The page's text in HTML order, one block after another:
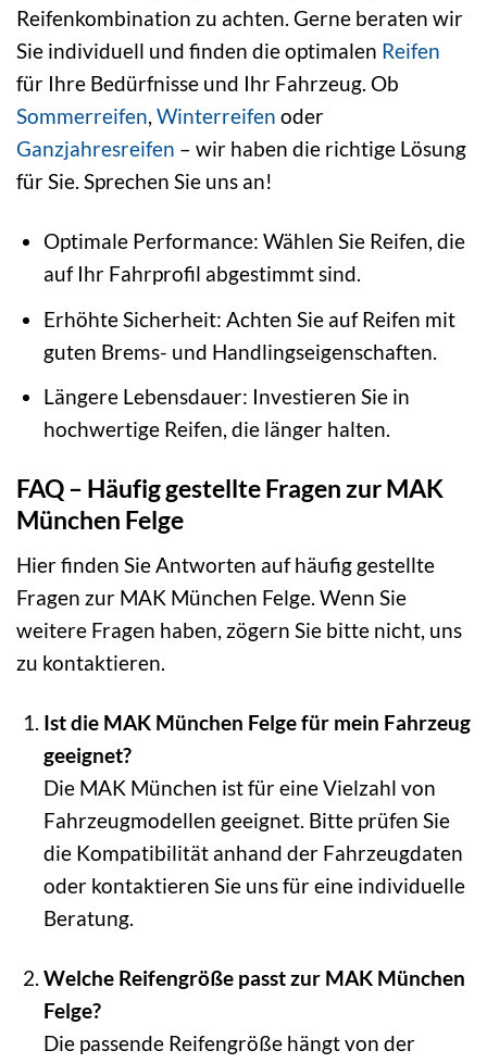
Reifenkombination zu achten. Gerne beraten wir
Sie individuell und finden die optimalen Reifen
für Ihre Bedürfnisse und Ihr Fahrzeug. Ob
Sommerreifen, Winterreifen oder
Ganzjahresreifen – wir haben die richtige Lösung
für Sie. Sprechen Sie uns an!
Optimale Performance: Wählen Sie Reifen, die
auf Ihr Fahrprofil abgestimmt sind.
Erhöhte Sicherheit: Achten Sie auf Reifen mit
guten Brems- und Handlingseigenschaften.
Längere Lebensdauer: Investieren Sie in
hochwertige Reifen, die länger halten.
FAQ – Häufig gestellte Fragen zur MAK
München Felge
Hier finden Sie Antworten auf häufig gestellte
Fragen zur MAK München Felge. Wenn Sie
weitere Fragen haben, zögern Sie bitte nicht, uns
zu kontaktieren.
Ist die MAK München Felge für mein Fahrzeug
geeignet?
Die MAK München ist für eine Vielzahl von
Fahrzeugmodellen geeignet. Bitte prüfen Sie
die Kompatibilität anhand der Fahrzeugdaten
oder kontaktieren Sie uns für eine individuelle
Beratung.
Welche Reifengröße passt zur MAK München
Felge?
Die passende Reifengröße hängt von der